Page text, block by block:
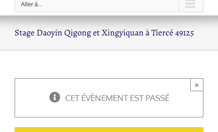
Aller à...
Stage Daoyin Qigong et Xingyiquan à Tiercé 49125
CET ÉVÈNEMENT EST PASSÉ
×